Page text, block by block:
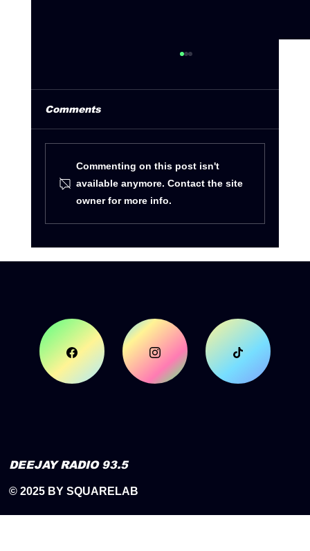
Radio 93.5
Comments
Commenting on this post isn't
available anymore. Contact the site
owner for more info.
DEEJAY RADIO 93.5
© 2025 BY SQUARELAB